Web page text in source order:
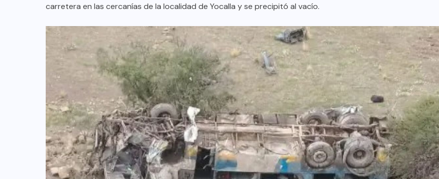
carretera en las cercanías de la localidad de Yocalla y se precipitó al vacío.